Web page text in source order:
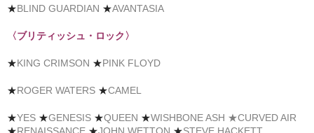
★BLIND GUARDIAN ★AVANTASIA
〈ブリティッシュ・ロック〉
★KING CRIMSON ★PINK FLOYD
★ROGER WATERS ★CAMEL
★YES ★GENESIS ★QUEEN ★WISHBONE ASH ★CURVED AIR